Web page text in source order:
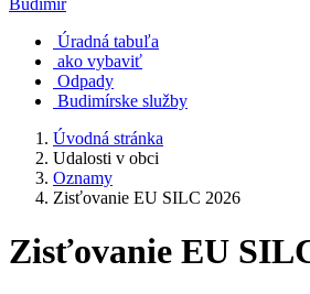
Budimír
Úradná tabuľa
ako vybaviť
Odpady
Budimírske služby
Úvodná stránka
Udalosti v obci
Oznamy
Zisťovanie EU SILC 2026
Zisťovanie EU